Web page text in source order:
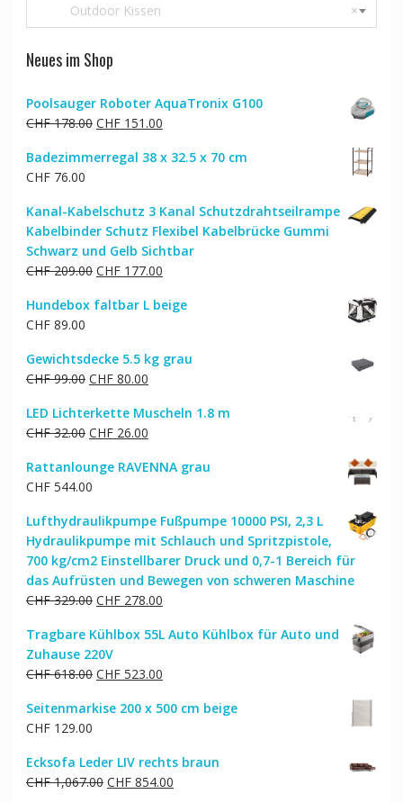
×
Outdoor Kissen
Neues im Shop
Poolsauger Roboter AquaTronix G100
CHF178.00 Ursprünglicher
war:
CHF151.00Aktueller
ist:
Badezimmerregal 38 x 32.5 x 70 cm
CHF76.00
Kanal-Kabelschutz 3 Kanal Schutzdrahtseilrampe
Kabelbinder Schutz Flexibel Kabelbrücke Gummi
Schwarz und Gelb Sichtbar
CHF209.00 Ursprünglicher
war:
CHF177.00Aktueller
ist:
Hundebox faltbar L beige
CHF89.00
Gewichtsdecke 5.5 kg grau
CHF99.00 Ursprünglicher
war:
CHF 99.00
CHF80.00Aktueller
ist:
CHF 80.00.
LED Lichterkette Muscheln 1.8 m
CHF32.00 Ursprünglicher
war:
CHF 32.00
CHF26.00Aktueller
ist:
Rattanlounge RAVENNA grau
CHF544.00
Lufthydraulikpumpe Fußpumpe 10000 PSI, 2,3 L
Hydraulikpumpe mit Schlauch und Spritzpistole,
700 kg/cm2 Einstellbarer Druck und 0,7-1 Bereich für
das Aufrüsten und Bewegen von schweren Maschine
CHF329.00 Ursprünglicher
war:
CHF 329.00
CHF278.00Aktueller
ist:
Tragbare Kühlbox 55L Auto Kühlbox für Auto und
Zuhause 220V
CHF618.00 Ursprünglicher
war:
CHF523.00Aktueller
ist:
Seitenmarkise 200 x 500 cm beige
CHF129.00
Ecksofa Leder LIV rechts braun
CHF1,067.00 Ursprünglicher
CHF854.00Aktueller